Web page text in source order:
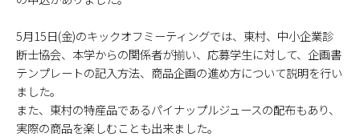
5月15日(金)のキックオフミーティングでは、東村、中小企業診
断士協会、本学からの関係者が揃い、応募学生に対して、企画書
テンプレートの記入方法、商品企画の進め方について説明を行い
ました。
また、東村の特産品であるパイナップルジュースの配布もあり、
実際の商品を楽しむことも出来ました。